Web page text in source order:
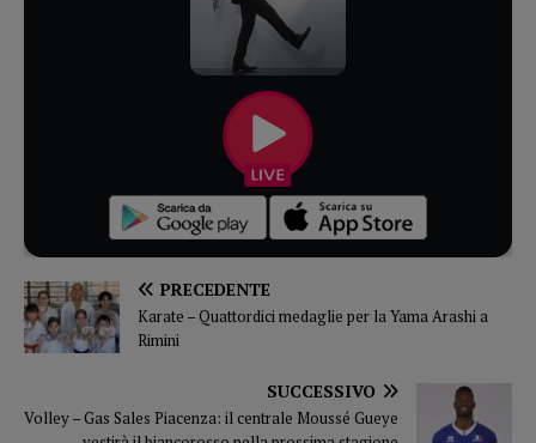
PRECEDENTE
Karate – Quattordici medaglie per la Yama Arashi a
Rimini
SUCCESSIVO
Volley – Gas Sales Piacenza: il centrale Moussé Gueye